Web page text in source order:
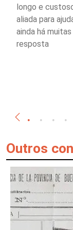
longo e
aliada para
ainda há
resposta
Outros